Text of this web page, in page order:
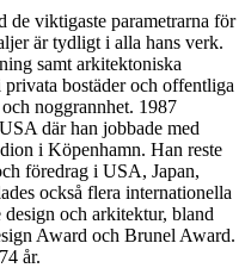
viktigaste parametrarna för
är tydligt i alla hans verk.
samt arkitektoniska
privata bostäder och offentliga
noggrannhet. 1987
där han jobbade med
i Köpenhamn. Han reste
föredrag i USA, Japan,
också flera internationella
design och arkitektur, bland
Award och Brunel Award.
år.